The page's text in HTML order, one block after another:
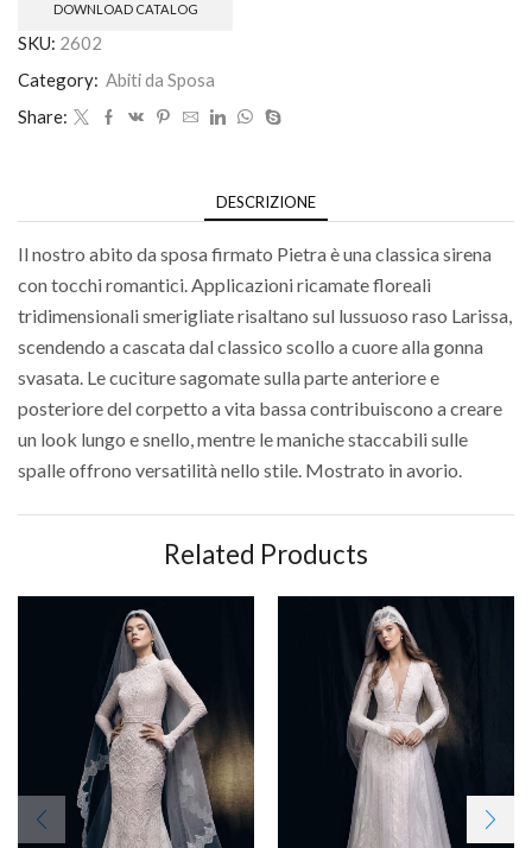
DOWNLOAD CATALOG
SKU: 2602
Category: Abiti da Sposa
Share:
DESCRIZIONE
Il nostro abito da sposa firmato Pietra è una classica sirena
con tocchi romantici. Applicazioni ricamate floreali
tridimensionali smerigliate risaltano sul lussuoso raso Larissa,
scendendo a cascata dal classico scollo a cuore alla gonna
svasata. Le cuciture sagomate sulla parte anteriore e
posteriore del corpetto a vita bassa contribuiscono a creare
un look lungo e snello, mentre le maniche staccabili sulle
spalle offrono versatilità nello stile. Mostrato in avorio.
Related Products